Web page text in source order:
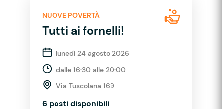
NUOVE POVERTÀ
Tutti ai fornelli!
lunedì 24 agosto 2026
dalle 16:30 alle 20:00
Via Tuscolana 169
6 posti disponibili